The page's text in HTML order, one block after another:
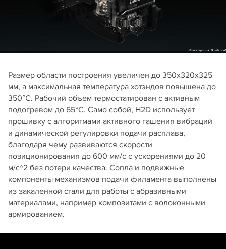
Размер области построения увеличен до 350x320x325
мм, а максимальная температура хотэндов повышена до
350°С. Рабочий объем термостатирован с активным
подогревом до 65°С. Само собой, H2D использует
прошивку с алгоритмами активного гашения вибраций
и динамической регулировки подачи расплава,
благодаря чему развиваются скорости
позиционирования до 600 мм/c с ускорениями до 20
м/c^2 без потери качества. Сопла и подвижные
компоненты механизмов подачи филамента выполнены
из закаленной стали для работы с абразивными
материалами, например композитами с волоконными
армированием.